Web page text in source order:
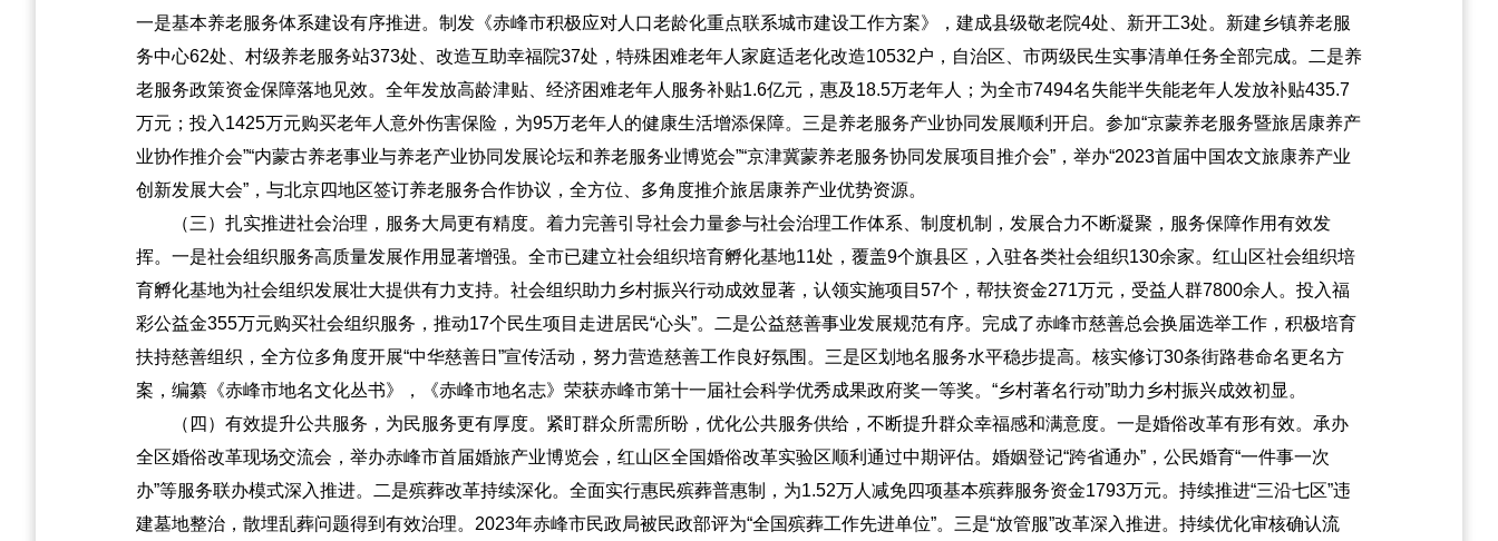
一是基本养老服务体系建设有序推进。制发《赤峰市积极应对人口老龄化重点联系城市建设工作方案》，建成县级敬老院4处、新开工3处。新建乡镇养老服
务中心62处、村级养老服务站373处、改造互助幸福院37处，特殊困难老年人家庭适老化改造10532户，自治区、市两级民生实事清单任务全部完成。二是养
老服务政策资金保障落地见效。全年发放高龄津贴、经济困难老年人服务补贴1.6亿元，惠及18.5万老年人；为全市7494名失能半失能老年人发放补贴435.7
万元；投入1425万元购买老年人意外伤害保险，为95万老年人的健康生活增添保障。三是养老服务产业协同发展顺利开启。参加“京蒙养老服务暨旅居康养产
业协作推介会”“内蒙古养老事业与养老产业协同发展论坛和养老服务业博览会”“京津冀蒙养老服务协同发展项目推介会”，举办“2023首届中国农文旅康养产业
创新发展大会”，与北京四地区签订养老服务合作协议，全方位、多角度推介旅居康养产业优势资源。
（三）扎实推进社会治理，服务大局更有精度。着力完善引导社会力量参与社会治理工作体系、制度机制，发展合力不断凝聚，服务保障作用有效发
挥。一是社会组织服务高质量发展作用显著增强。全市已建立社会组织培育孵化基地11处，覆盖9个旗县区，入驻各类社会组织130余家。红山区社会组织培
育孵化基地为社会组织发展壮大提供有力支持。社会组织助力乡村振兴行动成效显著，认领实施项目57个，帮扶资金271万元，受益人群7800余人。投入福
彩公益金355万元购买社会组织服务，推动17个民生项目走进居民“心头”。二是公益慈善事业发展规范有序。完成了赤峰市慈善总会换届选举工作，积极培育
扶持慈善组织，全方位多角度开展“中华慈善日”宣传活动，努力营造慈善工作良好氛围。三是区划地名服务水平稳步提高。核实修订30条街路巷命名更名方
案，编纂《赤峰市地名文化丛书》，《赤峰市地名志》荣获赤峰市第十一届社会科学优秀成果政府奖一等奖。“乡村著名行动”助力乡村振兴成效初显。
（四）有效提升公共服务，为民服务更有厚度。紧盯群众所需所盼，优化公共服务供给，不断提升群众幸福感和满意度。一是婚俗改革有形有效。承办
全区婚俗改革现场交流会，举办赤峰市首届婚旅产业博览会，红山区全国婚俗改革实验区顺利通过中期评估。婚姻登记“跨省通办”，公民婚育“一件事一次
办”等服务联办模式深入推进。二是殡葬改革持续深化。全面实行惠民殡葬普惠制，为1.52万人减免四项基本殡葬服务资金1793万元。持续推进“三沿七区”违
建墓地整治，散埋乱葬问题得到有效治理。2023年赤峰市民政局被民政部评为“全国殡葬工作先进单位”。三是“放管服”改革深入推进。持续优化审核确认流